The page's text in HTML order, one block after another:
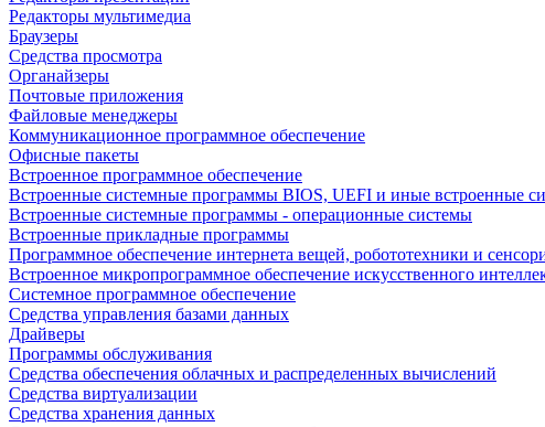
Редакторы мультимедиа
Браузеры
Средства просмотра
Органайзеры
Почтовые приложения
Файловые менеджеры
Коммуникационное программное обеспечение
Офисные пакеты
Встроенное программное обеспечение
Встроенные системные программы BIOS, UEFI и иные встроенные
Встроенные системные программы - операционные системы
Встроенные прикладные программы
Программное обеспечение интернета вещей, робототехники и
Встроенное микропрограммное обеспечение искусственного
Системное программное обеспечение
Средства управления базами данных
Драйверы
Программы обслуживания
Средства обеспечения облачных и распределенных вычислений
Средства виртуализации
Средства хранения данных